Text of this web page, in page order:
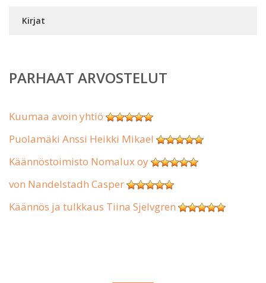
Kirjat
PARHAAT ARVOSTELUT
Kuumaa avoin yhtiö
Puolamäki Anssi Heikki Mikael
Käännöstoimisto Nomalux oy
von Nandelstadh Casper
Käännös ja tulkkaus Tiina Sjelvgren